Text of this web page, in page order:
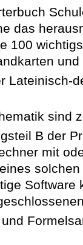
das
100
und
Lateinisch-
sind
B der
mit
Software